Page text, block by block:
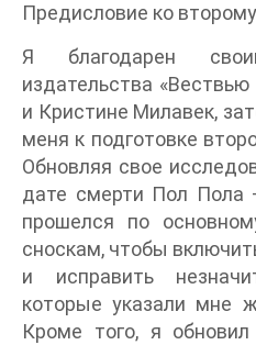
Предисловие ко
Я благодарен
издательства
и Кристине Милавек,
меня к подготовке
Обновляя свое
дате смерти Пол Пола
прошелся по
сноскам, чтобы
и исправить
которые указали мне
Кроме того, я обновил